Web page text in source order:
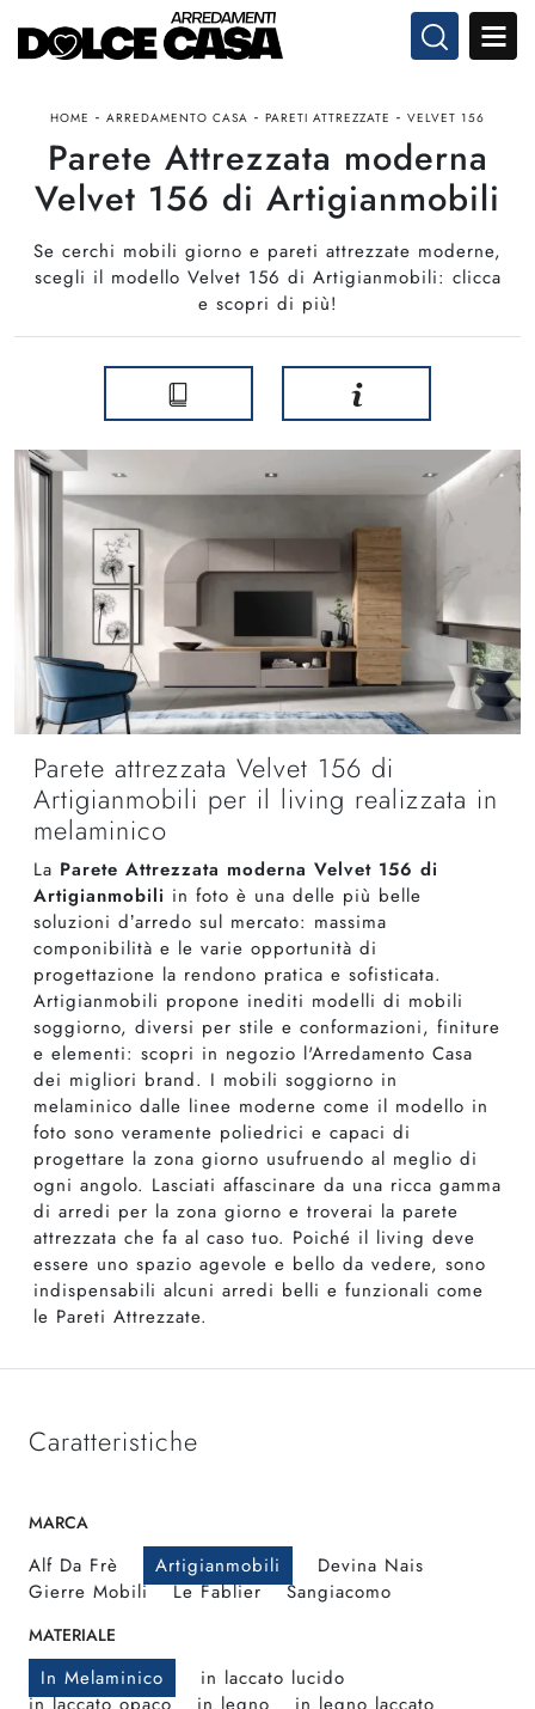
HOME - ARREDAMENTO CASA - PARETI ATTREZZATE - VELVET 156
Parete Attrezzata moderna
Velvet 156 di Artigianmobili
Se cerchi mobili giorno e pareti attrezzate moderne,
scegli il modello Velvet 156 di Artigianmobili: clicca
e scopri di più!
Parete attrezzata Velvet 156 di
Artigianmobili per il living realizzata in
melaminico
La Parete Attrezzata moderna Velvet 156 di
Artigianmobili in foto è una delle più belle
soluzioni d’arredo sul mercato: massima
componibilità e le varie opportunità di
progettazione la rendono pratica e sofisticata.
Artigianmobili propone inediti modelli di mobili
soggiorno, diversi per stile e conformazioni, finiture
e elementi: scopri in negozio l'Arredamento Casa
dei migliori brand. I mobili soggiorno in
melaminico dalle linee moderne come il modello in
foto sono veramente poliedrici e capaci di
progettare la zona giorno usufruendo al meglio di
ogni angolo. Lasciati affascinare da una ricca gamma
di arredi per la zona giorno e troverai la parete
attrezzata che fa al caso tuo. Poiché il living deve
essere uno spazio agevole e bello da vedere, sono
indispensabili alcuni arredi belli e funzionali come
le Pareti Attrezzate.
Caratteristiche
MARCA
Alf Da Frè Artigianmobili
Devina Nais
Gierre Mobili
Le Fablier Sangiacomo
MATERIALE
In Melaminico
in laccato lucido